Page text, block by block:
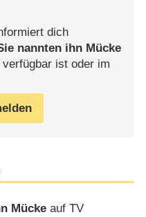
dich
nannten ihn Mücke
ist oder im
Mücke auf TV